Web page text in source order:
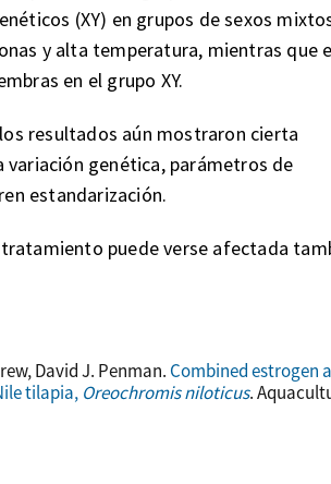
(XY) en grupos de sexos
y alta temperatura, mientras que
en el grupo XY.
resultados aún mostraron cierta
genética, parámetros de
estandarización.
puede verse afectada
David J. Penman. Combined estrogen
tilapia, Oreochromis niloticus.